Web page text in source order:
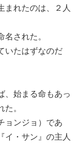
まれたのは、２人
された。
いたはずなのだ
、始まる命もあっ
。
ョンジョ）であ
イ・サン』の主人